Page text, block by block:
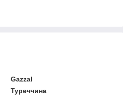
Gazzal
Туреччина